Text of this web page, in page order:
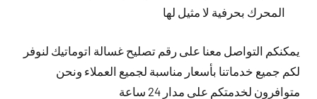
المحرك بحرفية لا مثيل لها
يمكنكم التواصل معنا على رقم تصليح غسالة اتوماتيك لنوفر
لكم جميع خدماتنا بأسعار مناسبة لجميع العملاء ونحن
متوافرون لخدمتكم على مدار 24 ساعة